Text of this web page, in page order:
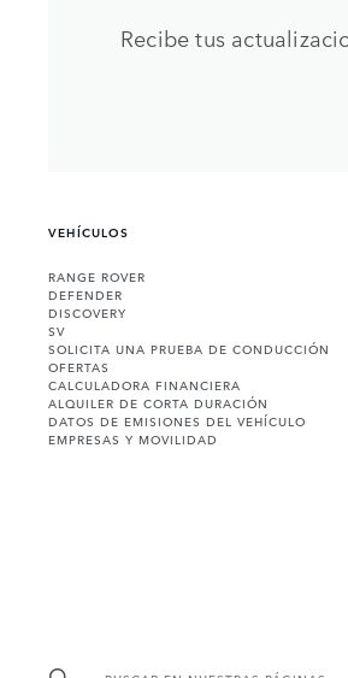
Recibe tus
VEHÍCULOS
RANGE ROVER
DEFENDER
DISCOVERY
SV
SOLICITA UNA PRUEBA DE CONDUCCIÓN
OFERTAS
CALCULADORA FINANCIERA
ALQUILER DE CORTA DURACIÓN
DATOS DE EMISIONES DEL VEHÍCULO
EMPRESAS Y MOVILIDAD